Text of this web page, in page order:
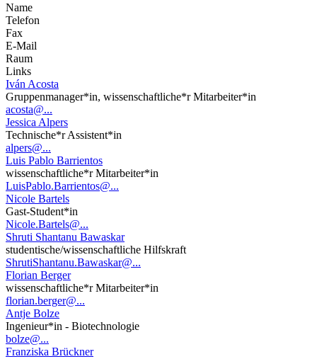
Name
Telefon
Fax
E-Mail
Raum
Links
Iván Acosta
Gruppenmanager*in, wissenschaftliche*r Mitarbeiter*in
acosta@...
Jessica Alpers
Technische*r Assistent*in
alpers@...
Luis Pablo Barrientos
wissenschaftliche*r Mitarbeiter*in
LuisPablo.Barrientos@...
Nicole Bartels
Gast-Student*in
Nicole.Bartels@...
Shruti Shantanu Bawaskar
studentische/wissenschaftliche Hilfskraft
ShrutiShantanu.Bawaskar@...
Florian Berger
wissenschaftliche*r Mitarbeiter*in
florian.berger@...
Antje Bolze
Ingenieur*in - Biotechnologie
bolze@...
Franziska Brückner